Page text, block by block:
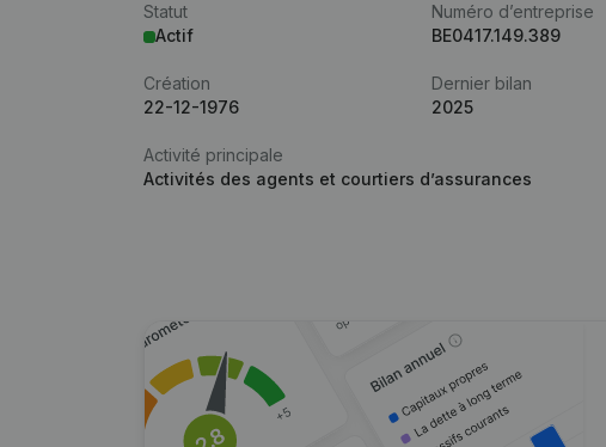
Statut
Actif
Numéro d’entreprise
BE0417.149.389
Création
22-12-1976
Dernier bilan
2025
Activité principale
Activités des agents et courtiers d’assurances